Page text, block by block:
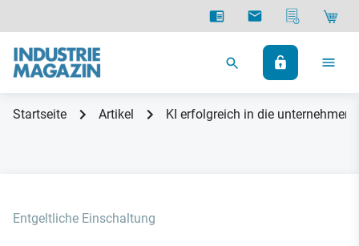
Startseite Artikel KI erfolgreich in die
Entgeltliche Einschaltung